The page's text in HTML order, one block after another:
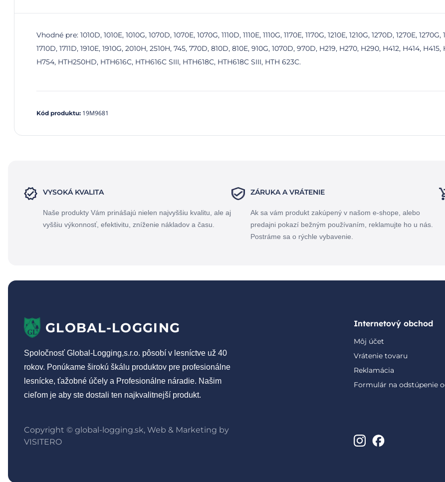
Vhodné pre: 1010D, 1010E, 1010G, 1070D, 1070E, 1070G, 1110D, 1110E, 1110G, 1170E, 1170G, 1210E, 1210G, 1270D, 1270E,
1710D, 1711D, 1910E, 1910G, 2010H, 2510H, 745, 770D, 810D, 810E, 910G, 1070D, 970D, H219, H270, H290, H412, H414,
H754, HTH250HD, HTH616C, HTH616C SIII, HTH618C, HTH618C SIII, HTH 623C.
Kód produktu: 19M9681
VYSOKÁ KVALITA
Naše produkty Vám prinášajú nielen najvyššiu kvalitu, ale aj
vyššiu výkonnosť, efektivitu, zníženie nákladov a času.
ZÁRUKA A VRÁTENIE
Ak sa vám produkt zakúpený v našom e-shope, alebo
predajni pokazí bežným používaním, reklamujte ho u nás.
Postráme sa o rýchle vybavenie.
GLOBAL-LOGGING
Spoločnosť Global-Logging,s.r.o. pôsobí v lesníctve už 40
rokov. Ponúkame širokú škálu produktov pre profesionálne
lesnícke, ťažobné účely a Profesionálne náradie. Našim
cieľom je aby ste dostali ten najkvalitnejší produkt.
Copyright © global-logging.sk, Web & Marketing by
VISITERO
Internetový obchod
Môj účet
Vrátenie tovaru
Reklamácia
Formulár na odstúpenie